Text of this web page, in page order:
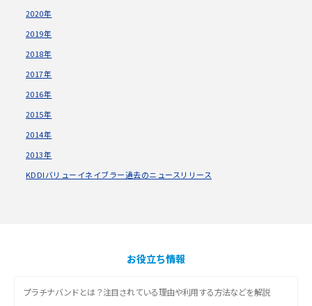
2020年
2019年
2018年
2017年
2016年
2015年
2014年
2013年
KDDIバリューイネイブラー過去のニュースリリース
お役立ち情報
プラチナバンドとは？注目されている理由や利用する方法などを解説